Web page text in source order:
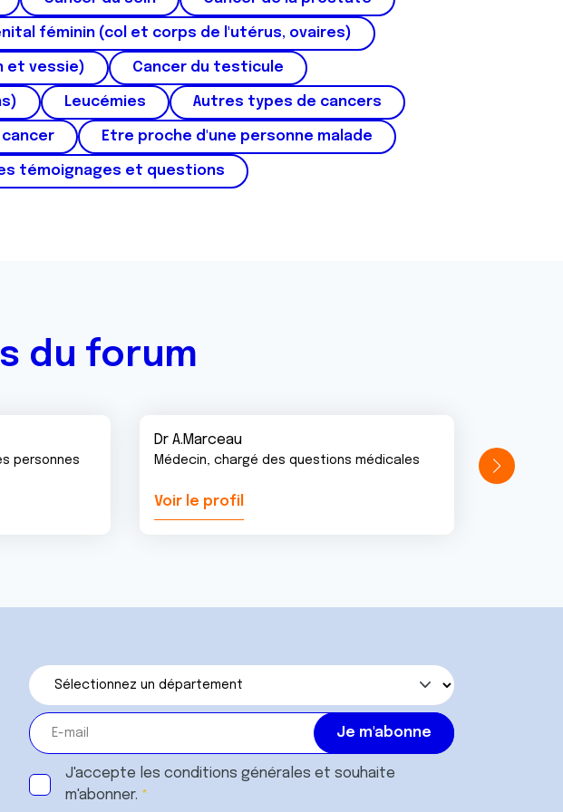
féminin (col et corps de l'utérus, ovaires)
et vessie) Cancer du testicule
Leucémies Autres types de cancers
cancer Etre proche d'une personne malade
témoignages et questions
du forum
personnes
Dr A.Marceau
Médecin, chargé des questions médicales
Voir le profil
J'accepte les conditions générales et souhaite
m'abonner.